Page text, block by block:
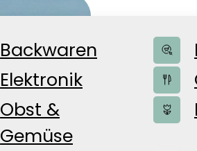
Backwaren
Elektronik
Obst &
Gemüse
Die
Seit über
flexible